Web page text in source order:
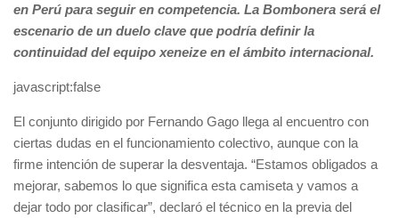
en Perú para seguir en competencia. La Bombonera será el
escenario de un duelo clave que podría definir la
continuidad del equipo xeneize en el ámbito internacional.
javascript:false
El conjunto dirigido por Fernando Gago llega al encuentro con
ciertas dudas en el funcionamiento colectivo, aunque con la
firme intención de superar la desventaja. “Estamos obligados a
mejorar, sabemos lo que significa esta camiseta y vamos a
dejar todo por clasificar”, declaró el técnico en la previa del